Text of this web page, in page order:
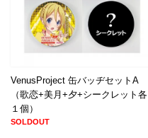
VenusProject 缶バッヂセットA
（歌恋+美月+夕+シークレット各
１個）
SOLDOUT